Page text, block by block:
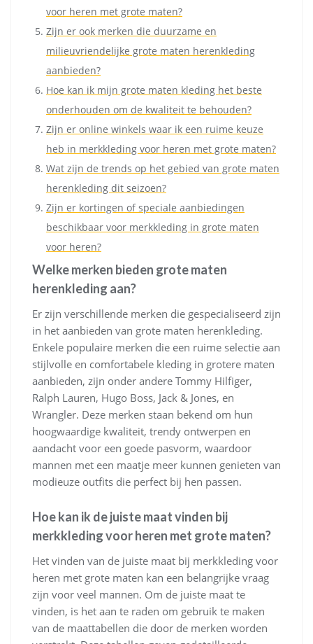
voor heren met grote maten?
Zijn er ook merken die duurzame en
milieuvriendelijke grote maten herenkleding
aanbieden?
Hoe kan ik mijn grote maten kleding het beste
onderhouden om de kwaliteit te behouden?
Zijn er online winkels waar ik een ruime keuze
heb in merkkleding voor heren met grote maten?
Wat zijn de trends op het gebied van grote maten
herenkleding dit seizoen?
Zijn er kortingen of speciale aanbiedingen
beschikbaar voor merkkleding in grote maten
voor heren?
Welke merken bieden grote maten
herenkleding aan?
Er zijn verschillende merken die gespecialiseerd zijn
in het aanbieden van grote maten herenkleding.
Enkele populaire merken die een ruime selectie aan
stijlvolle en comfortabele kleding in grotere maten
aanbieden, zijn onder andere Tommy Hilfiger,
Ralph Lauren, Hugo Boss, Jack & Jones, en
Wrangler. Deze merken staan bekend om hun
hoogwaardige kwaliteit, trendy ontwerpen en
aandacht voor een goede pasvorm, waardoor
mannen met een maatje meer kunnen genieten van
modieuze outfits die perfect bij hen passen.
Hoe kan ik de juiste maat vinden bij
merkkleding voor heren met grote maten?
Het vinden van de juiste maat bij merkkleding voor
heren met grote maten kan een belangrijke vraag
zijn voor veel mannen. Om de juiste maat te
vinden, is het aan te raden om gebruik te maken
van de maattabellen die door de merken worden